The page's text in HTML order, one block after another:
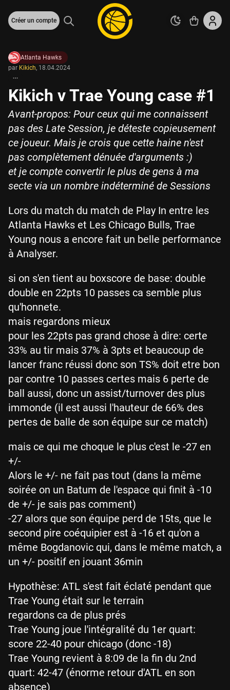
Créer un compte
Atlanta Hawks
par Kikich, 18.04.2024
Kikich v Trae Young case #1
Avant-propos: Pour ceux qui me connaissent
pas des Late Session, je déteste copieusement
ce joueur. Mais je crois que cette haine n'est
pas complètement dénuée d'arguments :)
et je compte convertir le plus de gens à ma
secte via un nombre indéterminé de Sessions
Lors du match du match de Play In entre les
Atlanta Hawks et Les Chicago Bulls, Trae
Young nous a encore fait un belle performance
à Analyser.
si on s'en tient au boxscore de base: double
double en 22pts 10 passes ca semble plus
qu'honnete.
mais regardons mieux
pour les 22pts pas grand chose à dire: certe
33% au tir mais 37% à 3pts et beaucoup de
lancer franc réussi donc son TS% doit etre bon
par contre 10 passes certes mais 6 perte de
ball aussi, donc un assist/turnover des plus
immonde (il est aussi l'hauteur de 66% des
pertes de balle de son équipe sur ce match)
mais ce qui me choque le plus c'est le -27 en
+/-
Alors le +/- ne fait pas tout (dans la même
soirée on un Batum de l'espace qui finit à -10
de +/- je sais pas comment)
-27 alors que son équipe perd de 15ts, que le
second pire coéquipier est à -16 et qu'on a
même Bogdanovic qui, dans le même match, a
un +/- positif en jouant 36min
Hypothèse: ATL s'est fait éclaté pendant que
Trae Young était sur le terrain
regardons ca de plus prés
Trae Young joue l'intégralité du 1er quart:
score 22-40 pour chicago (donc -18)
Trae Young revient à 8:09 de la fin du 2nd
quart: 42-47 (énorme retour d'ATL en son
absence)